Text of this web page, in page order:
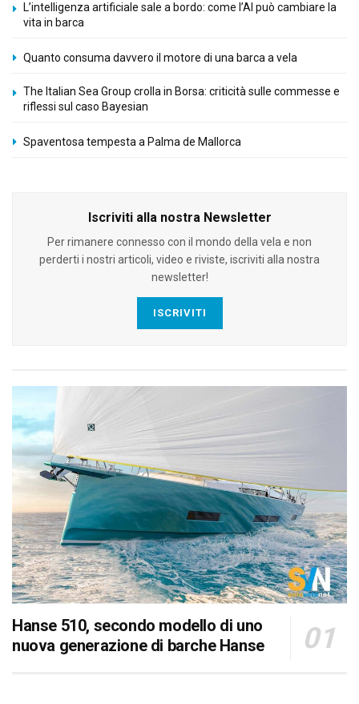
L’intelligenza artificiale sale a bordo: come l’AI può cambiare la
vita in barca
Quanto consuma davvero il motore di una barca a vela
The Italian Sea Group crolla in Borsa: criticità sulle commesse e
riflessi sul caso Bayesian
Spaventosa tempesta a Palma de Mallorca
Iscriviti alla nostra Newsletter
Per rimanere connesso con il mondo della vela e non
perderti i nostri articoli, video e riviste, iscriviti alla nostra
newsletter!
ISCRIVITI
Hanse 510, secondo modello di uno
nuova generazione di barche Hanse